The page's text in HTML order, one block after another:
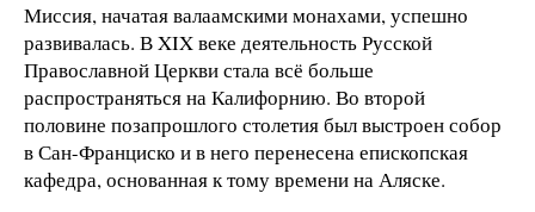
Миссия, начатая валаамскими монахами, успешно
развивалась. В XIX веке деятельность Русской
Православной Церкви стала всё больше
распространяться на Калифорнию. Во второй
половине позапрошлого столетия был выстроен собор
в Сан-Франциско и в него перенесена епископская
кафедра, основанная к тому времени на Аляске.